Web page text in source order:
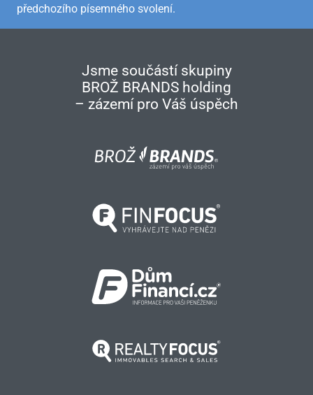
předchozího písemného svolení.
Jsme součástí skupiny
BROŽ BRANDS holding
– zázemí pro Váš úspěch